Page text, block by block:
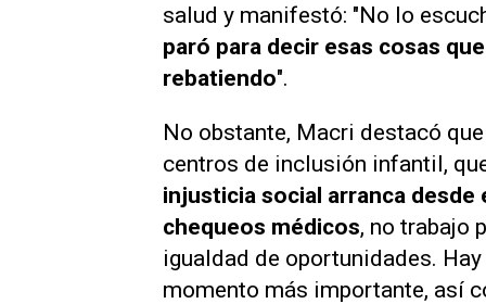
salud y manifestó: "No lo
paró para decir esas cosas
rebatiendo".
No obstante, Macri destacó
centros de inclusión infantil,
injusticia social arranca
chequeos médicos, no trabajo
igualdad de oportunidades.
momento más importante, así